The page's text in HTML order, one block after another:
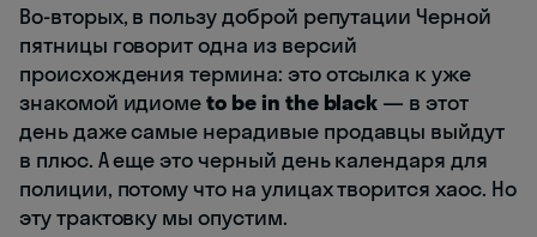
Во-вторых, в пользу доброй репутации Черной
пятницы говорит одна из версий
происхождения термина: это отсылка к уже
знакомой идиомеto be in the black — в этот
день даже самые нерадивые продавцы выйдут
в плюс. А еще это черный день календаря для
полиции, потому что на улицах творится хаос. Но
эту трактовку мы опустим.